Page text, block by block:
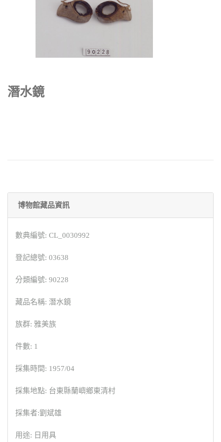
潛水鏡
博物館藏品資訊
數典編號: CL_0030992
登記總號: 03638
分類編號: 90228
藏品名稱: 潛水鏡
族群: 雅美族
件數: 1
採集時間: 1957/04
採集地點: 台東縣蘭嶼鄉東清村
採集者:劉斌雄
用途: 日用具